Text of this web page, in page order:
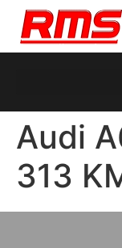
Audi
313